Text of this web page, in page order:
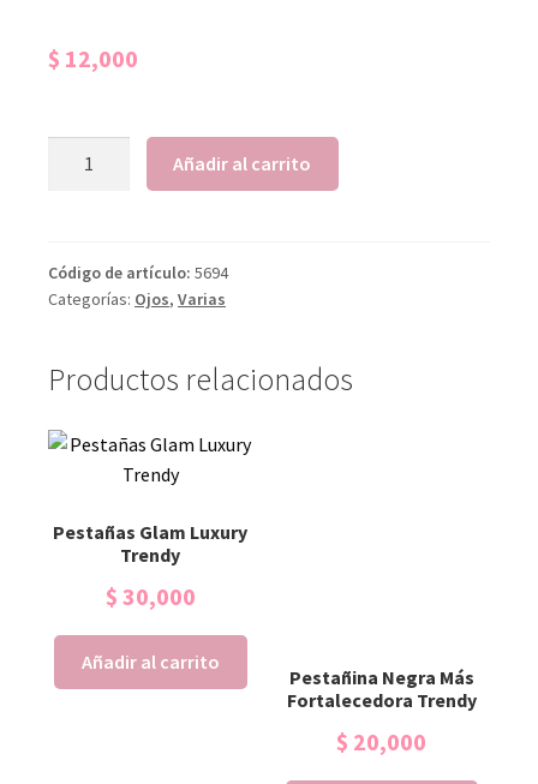
$ 12,000
Añadir al carrito
Código de artículo: 5694
Categorías: Ojos, Varias
Productos relacionados
Pestañas Glam Luxury
Trendy
$ 30,000
Añadir al carrito
Pestañina Negra Más
Fortalecedora Trendy
$ 20,000